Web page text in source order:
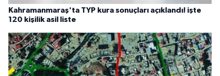
Kahramanmaraş'ta TYP kura sonuçları açıklandı! işte
120 kişilik asil liste